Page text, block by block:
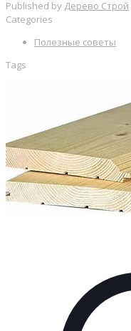
Published by Дерево Строй
Categories
Полезные советы
Tags